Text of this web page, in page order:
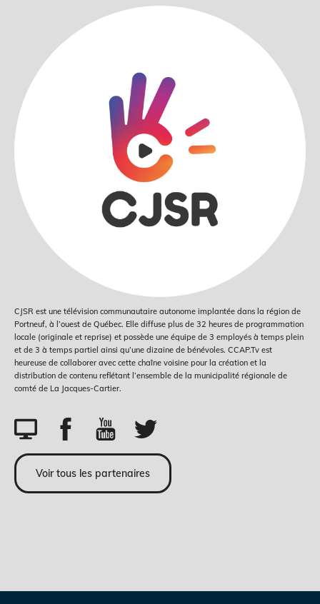
CJSR est une télévision communautaire autonome implantée dans la région de
Portneuf, à l’ouest de Québec. Elle diffuse plus de 32 heures de programmation
locale (originale et reprise) et possède une équipe de 3 employés à temps plein
et de 3 à temps partiel ainsi qu’une dizaine de bénévoles. CCAP.Tv est
heureuse de collaborer avec cette chaîne voisine pour la création et la
distribution de contenu reflétant l’ensemble de la municipalité régionale de
comté de La Jacques-Cartier.
Voir tous les partenaires